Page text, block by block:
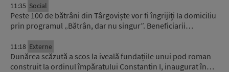
11:35 Social
Peste 100 de bătrâni din Târgoviște vor fi îngrijiți la domiciliu
prin programul „Bătrân, dar nu singur”. Beneficiarii…
11:18 Externe
Dunărea scăzută a scos la iveală fundațiile unui pod roman
construit la ordinul împăratului Constantin I, inaugurat în…